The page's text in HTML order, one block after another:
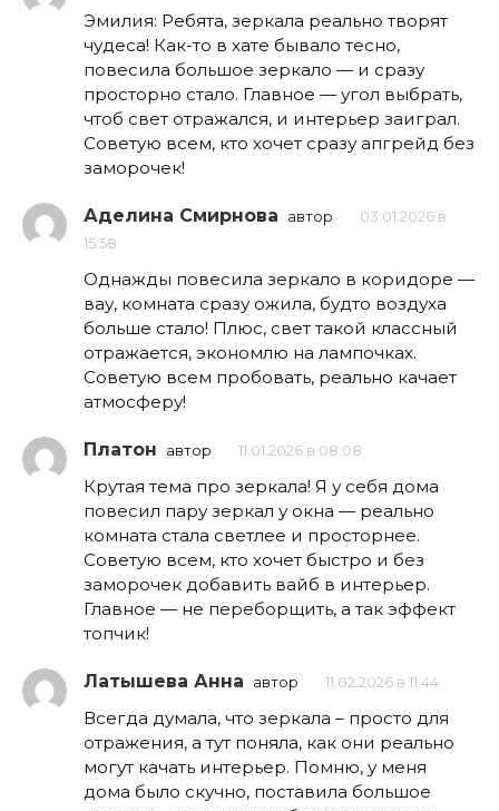
Эмилия: Ребята, зеркала реально творят
чудеса! Как-то в хате бывало тесно,
повесила большое зеркало — и сразу
просторно стало. Главное — угол выбрать,
чтоб свет отражался, и интерьер заиграл.
Советую всем, кто хочет сразу апгрейд без
заморочек!
Аделина Смирнова автор
03.01.2026 в
15:58
Однажды повесила зеркало в коридоре —
вау, комната сразу ожила, будто воздуха
больше стало! Плюс, свет такой классный
отражается, экономлю на лампочках.
Советую всем пробовать, реально качает
атмосферу!
Платон автор 11.01.2026 в 08:08
Крутая тема про зеркала! Я у себя дома
повесил пару зеркал у окна — реально
комната стала светлее и просторнее.
Советую всем, кто хочет быстро и без
заморочек добавить вайб в интерьер.
Главное — не переборщить, а так эффект
топчик!
Латышева Анна автор 11.02.2026 в 11:44
Всегда думала, что зеркала – просто для
отражения, а тут поняла, как они реально
могут качать интерьер. Помню, у меня
дома было скучно, поставила большое